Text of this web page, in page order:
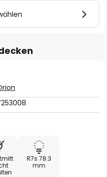
R7s 78.3
mm